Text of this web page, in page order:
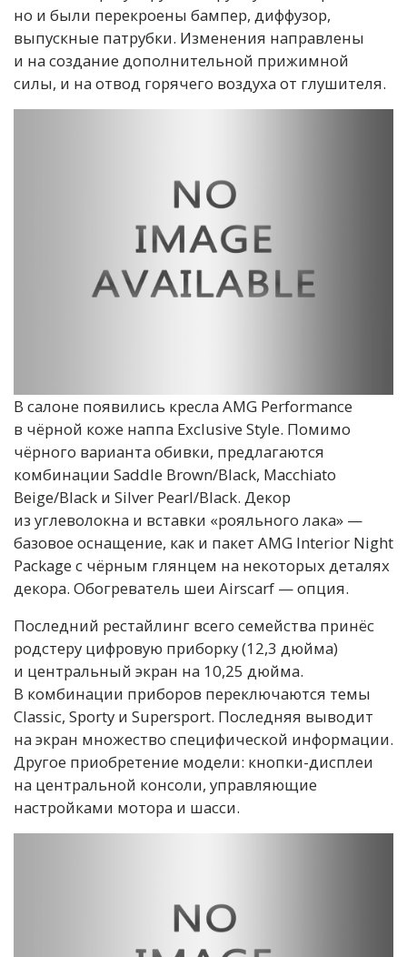
но и были перекроены бампер, диффузор,
выпускные патрубки. Изменения направлены
и на создание дополнительной прижимной
силы, и на отвод горячего воздуха от глушителя.
В салоне появились кресла AMG Performance
в чёрной коже наппа Exclusive Style. Помимо
чёрного варианта обивки, предлагаются
комбинации Saddle Brown/Black, Macchiato
Beige/Black и Silver Pearl/Black. Декор
из углеволокна и вставки «рояльного лака» —
базовое оснащение, как и пакет AMG Interior Night
Package с чёрным глянцем на некоторых деталях
декора. Обогреватель шеи Airscarf — опция.
Последний рестайлинг всего семейства принёс
родстеру цифровую приборку (12,3 дюйма)
и центральный экран на 10,25 дюйма.
В комбинации приборов переключаются темы
Classic, Sporty и Supersport. Последняя выводит
на экран множество специфической информации.
Другое приобретение модели: кнопки-дисплеи
на центральной консоли, управляющие
настройками мотора и шасси.